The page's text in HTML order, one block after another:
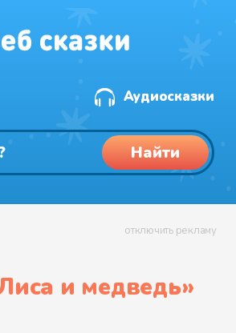
Аудиосказки
Найти
отключить рекламу
и медведь»